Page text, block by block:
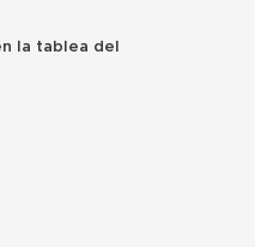
la tablea del